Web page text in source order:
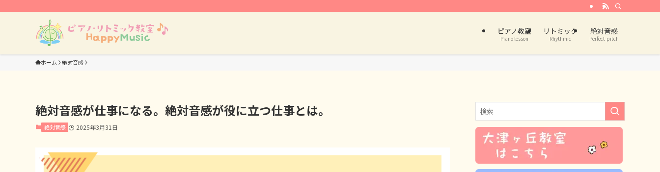
ピアノ教室
Piano lesson
リトミック
Rhythmic
絶対音感
Perfect-pitch
ホーム 絶対音感
絶対音感が仕事になる。絶対音感が役に立つ仕事とは。
絶対音感 2025年3月31日